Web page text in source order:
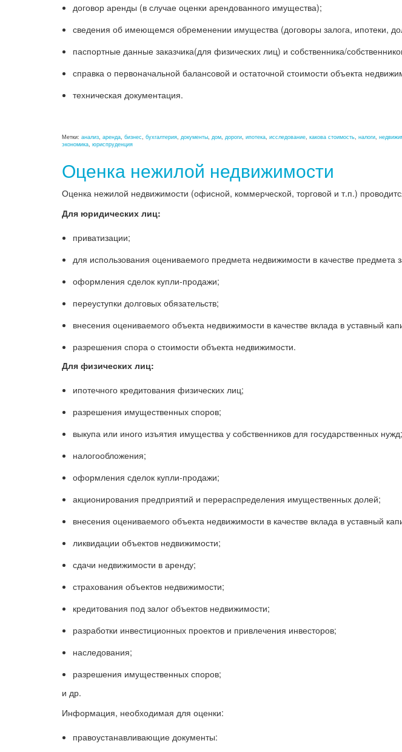
договор аренды (в случае оценки арендованного имущества);
сведения об имеющемся обременении имущества (договоры залога, ипотеки,
паспортные данные заказчика(для физических лиц) и собственника/
справка о первоначальной балансовой и остаточной стоимости объекта
техническая документация.
Метки: анализ, аренда, бизнес, бухгалтерия, документы, дом, дороги, ипотека, исследование, какова стоимость, налоги,
экономика, юриспруденция
Оценка нежилой недвижимости
Оценка нежилой недвижимости (офисной, коммерческой, торговой и т.п.)
Для юридических лиц:
приватизации;
для использования оцениваемого предмета недвижимости в качестве предмета
оформления сделок купли-продажи;
переуступки долговых обязательств;
внесения оцениваемого объекта недвижимости в качестве вклада в уставный
разрешения спора о стоимости объекта недвижимости.
Для физических лиц:
ипотечного кредитования физических лиц;
разрешения имущественных споров;
выкупа или иного изъятия имущества у собственников для государственных нужд;
налогообложения;
оформления сделок купли-продажи;
акционирования предприятий и перераспределения имущественных долей;
внесения оцениваемого объекта недвижимости в качестве вклада в уставный
ликвидации объектов недвижимости;
сдачи недвижимости в аренду;
страхования объектов недвижимости;
кредитования под залог объектов недвижимости;
разработки инвестиционных проектов и привлечения инвесторов;
наследования;
разрешения имущественных споров;
и др.
Информация, необходимая для оценки:
правоустанавливающие документы: